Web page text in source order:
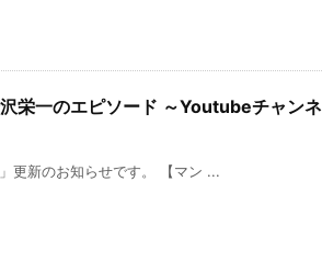
栄一のエピソード ～Youtubeチャンネ
更新のお知らせです。 【マン ...